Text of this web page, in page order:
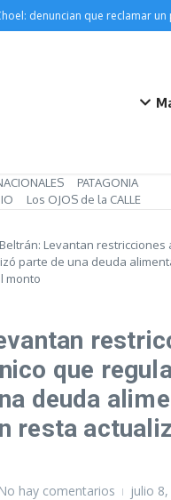
denuncian que reclamar
PATAGONIA
Los OJOS de la CALLE
Beltrán: Levantan restricciones
parte de una deuda
monto
que
deuda
resta
No hay comentarios julio